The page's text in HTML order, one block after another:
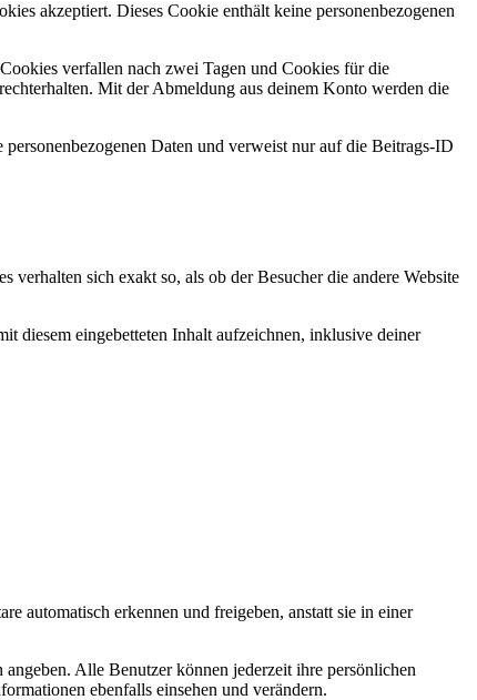
akzeptiert. Dieses Cookie enthält keine personenbezogenen
verfallen nach zwei Tagen und Cookies für die
Mit der Abmeldung aus deinem Konto werden die
Daten und verweist nur auf die Beitrags-ID
verhalten sich exakt so, als ob der Besucher die andere Website
diesem eingebetteten Inhalt aufzeichnen, inklusive deiner
automatisch erkennen und freigeben, anstatt sie in einer
Alle Benutzer können jederzeit ihre persönlichen
ebenfalls einsehen und verändern.